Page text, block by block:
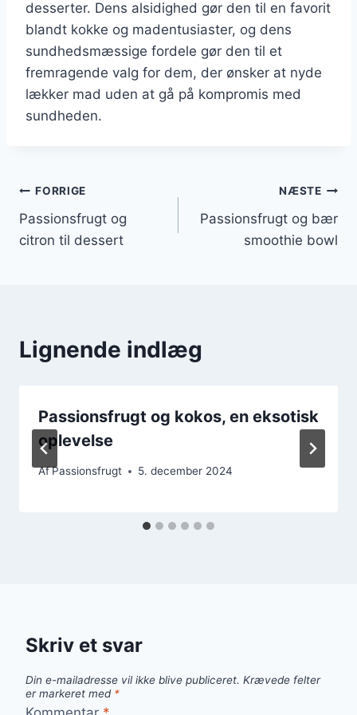
desserter. Dens alsidighed gør den til en favorit
blandt kokke og madentusiaster, og dens
sundhedsmæssige fordele gør den til et
fremragende valg for dem, der ønsker at nyde
lækker mad uden at gå på kompromis med
sundheden.
Indlægsnavigation
FORRIGE
Passionsfrugt og
citron til dessert
NÆSTE
Passionsfrugt og bær
smoothie bowl
Lignende indlæg
Passionsfrugt og kokos, en eksotisk
oplevelse
AfPassionsfrugt 5. december 2024
Skriv et svar
Din e-mailadresse vil ikke blive publiceret. Krævede felter
er markeret med *